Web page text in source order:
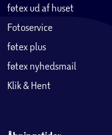
føtex ud af huset
Fotoservice
føtex plus
føtex nyhedsmail
Klik & Hent